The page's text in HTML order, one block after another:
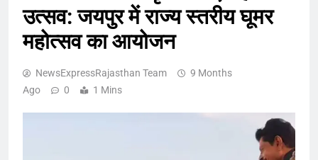
उत्सव: जयपुर में राज्य स्तरीय घूमर
महोत्सव का आयोजन
NewsExpressRajasthan Team
9 Months
Ago
0 1 Mins